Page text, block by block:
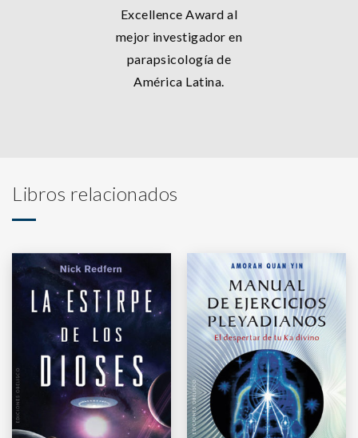
Excellence Award al
mejor investigador en
parapsicología de
América Latina.
Libros relacionados